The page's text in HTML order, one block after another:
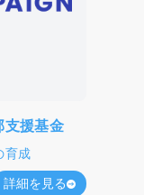
支援基金
育成
詳細を見る